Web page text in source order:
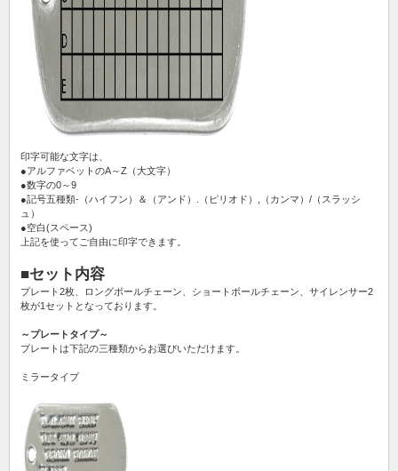
印字可能な文字は、
●アルファベットのA～Z（大文字）
●数字の0～9
●記号五種類‐（ハイフン）＆（アンド）.（ピリオド）,（カンマ）/（スラッシ
ュ）
●空白(スペース)
上記を使ってご自由に印字できます。
■セット内容
プレート2枚、ロングボールチェーン、ショートボールチェーン、サイレンサー2
枚が1セットとなっております。
～プレートタイプ～
プレートは下記の三種類からお選びいただけます。
ミラータイプ